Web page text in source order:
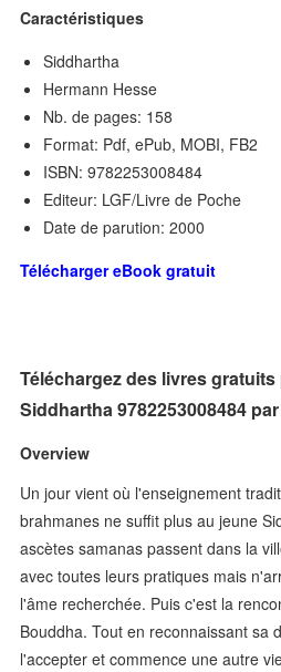
Caractéristiques
Siddhartha
Hermann Hesse
Nb. de pages: 158
Format: Pdf, ePub, MOBI, FB2
ISBN: 9782253008484
Editeur: LGF/Livre de Poche
Date de parution: 2000
Télécharger eBook gratuit
Téléchargez des livres
Siddhartha 9782253008484
Overview
Un jour vient où l'enseignement
brahmanes ne suffit plus au jeune
ascètes samanas passent dans la
avec toutes leurs pratiques mais
l'âme recherchée. Puis c'est la
Bouddha. Tout en reconnaissant sa
l'accepter et commence une autre